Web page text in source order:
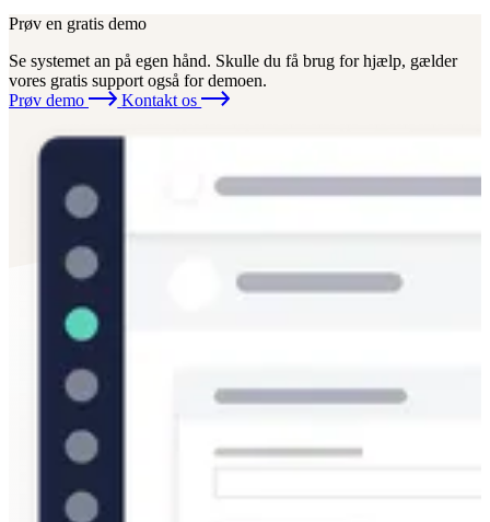
Prøv en gratis demo
Se systemet an på egen hånd. Skulle du få brug for hjælp, gælder
vores gratis support også for demoen.
Prøv demo
Kontakt os